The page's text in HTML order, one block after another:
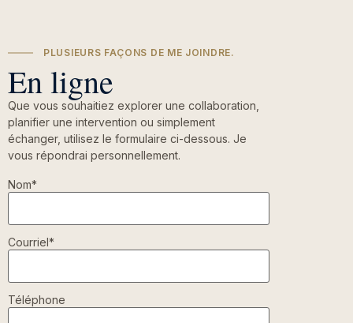
PLUSIEURS FAÇONS DE ME JOINDRE.
En ligne
Que vous souhaitiez explorer une collaboration,
planifier une intervention ou simplement
échanger, utilisez le formulaire ci-dessous. Je
vous répondrai personnellement.
Nom*
Courriel*
Téléphone